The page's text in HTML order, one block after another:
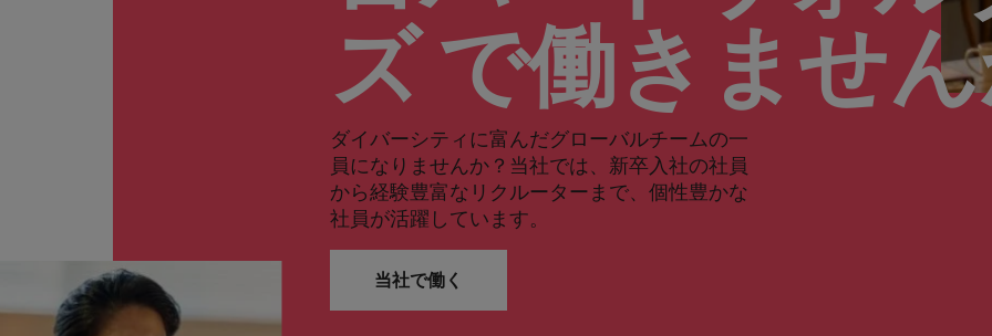
ズ で働きませ
ダイバーシティに富んだグローバルチームの一
員になりませんか？当社では、新卒入社の社員
から経験豊富なリクルーターまで、個性豊かな
社員が活躍しています。
当社で働く